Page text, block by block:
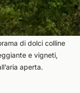
di sali minerali che
unici per la salute e
Euganei vi
di dolci colline
e vigneti,
aperta.